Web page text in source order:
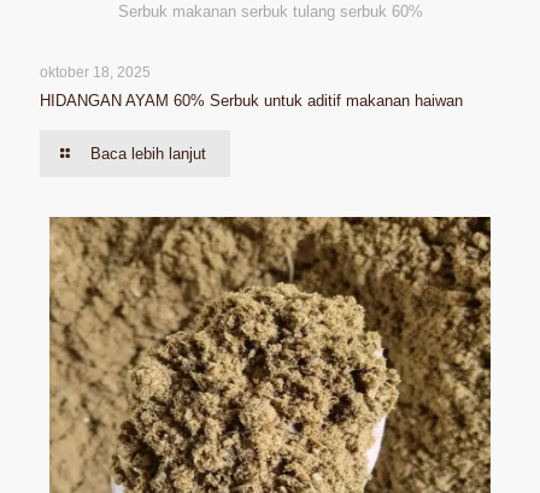
Serbuk makanan serbuk tulang serbuk 60%
oktober 18, 2025
HIDANGAN AYAM 60% Serbuk untuk aditif makanan haiwan
Baca lebih lanjut